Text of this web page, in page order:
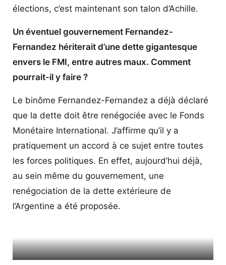
élections, c’est maintenant son talon d’Achille.
Un éventuel gouvernement Fernandez-
Fernandez hériterait d’une dette gigantesque
envers le FMI, entre autres maux. Comment
pourrait-il y faire ?
Le binôme Fernandez-Fernandez a déjà déclaré
que la dette doit être renégociée avec le Fonds
Monétaire International. J’affirme qu’il y a
pratiquement un accord à ce sujet entre toutes
les forces politiques. En effet, aujourd’hui déjà,
au sein même du gouvernement, une
renégociation de la dette extérieure de
l’Argentine a été proposée.